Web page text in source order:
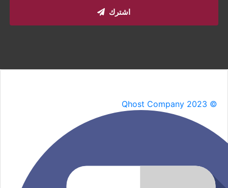
اشترك
Qhost Company 2023 ©